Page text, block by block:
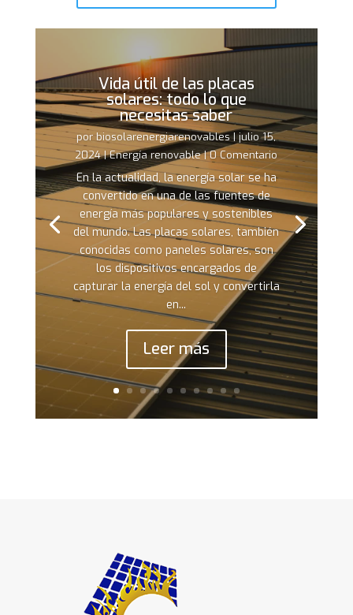
Vida útil de las placas
solares: todo lo que
necesitas saber
por biosolarenergiarenovables|julio 15,
2024|Energía renovable| 0 Comentario
En la actualidad, la energía solar se ha
convertido en una de las fuentes de
energía más populares y sostenibles
del mundo. Las placas solares, también
conocidas como paneles solares, son
los dispositivos encargados de
capturar la energía del sol y convertirla
en...
Leer más